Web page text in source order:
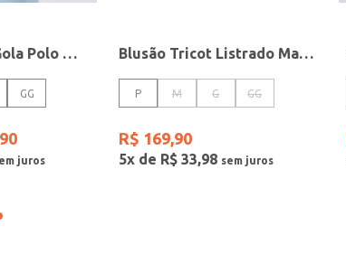
Blusão Piquet Gola Polo Masculino CARAMELO
GG
90
Blusão Tricot Listrado Masculino MARINHO
P M G GG
R$ 169,90
5x de R$ 33,98